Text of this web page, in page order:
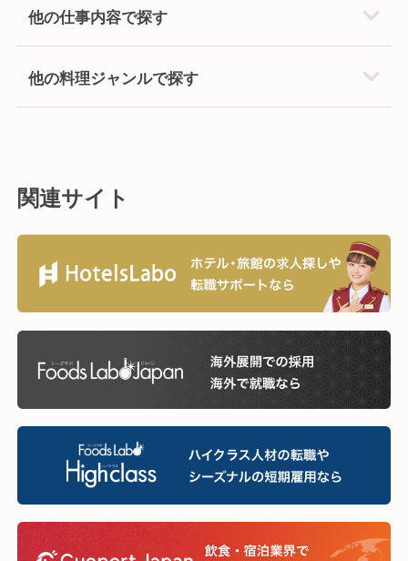
他の仕事内容で探す
他の料理ジャンルで探す
関連サイト